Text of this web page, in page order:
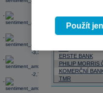
-
-
-
-3,33
-
-2,78
06.08.2026 0:00:00
Název
ERSTE BANK
PHILIP MORRIS
KOMERČNÍ
TMR
Použít